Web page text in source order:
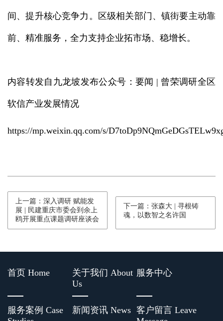
间、提升核心竞争力。区级相关部门、镇街要主动靠
前、精准服务，全力支持企业拓市场、稳增长。
内容转发自九龙坡发布公众号：要闻 | 曾荣调研全区
软信产业发展情况
https://mp.weixin.qq.com/s/
上一篇：深入调研 赋能发
展 | 民建重庆市委会到余上
鸥开展重点课题调研座谈会
下一篇：张森大 | 寻根铸
魂，以数智之名许国
首页 Home
关于我们 About
Us
服务中心
服务案例 Case
新闻资讯 News 客户留言 Leave